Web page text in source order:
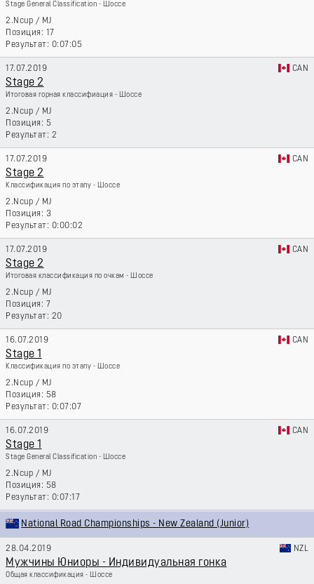
Stage General Classification - Шоссе
2.Ncup / MJ
17
0:07:05
17.07.2019 CAN
Stage 2
Итоговая горная классифиация - Шоссе
2.Ncup / MJ
5
2
17.07.2019 CAN
Stage 2
Классификация по этапу - Шоссе
2.Ncup / MJ
3
0:00:02
17.07.2019 CAN
Stage 2
Итоговая классификация по очкам - Шоссе
2.Ncup / MJ
7
20
16.07.2019 CAN
Stage 1
Классификация по этапу - Шоссе
2.Ncup / MJ
58
0:07:07
16.07.2019 CAN
Stage 1
Stage General Classification - Шоссе
2.Ncup / MJ
58
0:07:17
National Road Championships - New Zealand (Junior)
28.04.2019 NZL
Мужчины Юниоры - Индивидуальная гонка
Общая классификация - Шоссе